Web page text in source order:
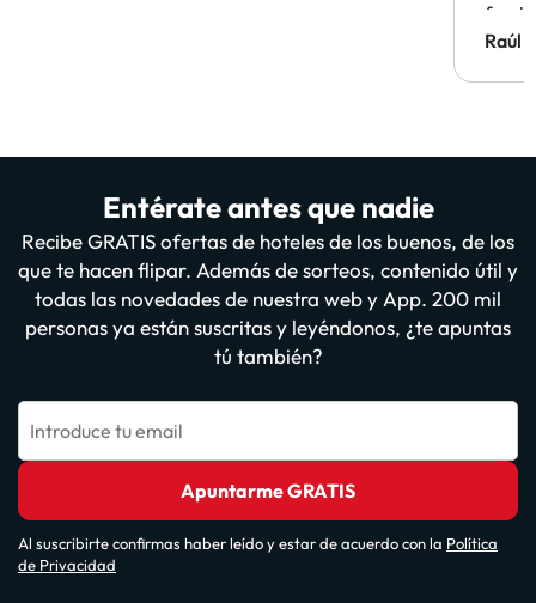
Hotel
Raúl
Entérate antes que nadie
Recibe GRATIS ofertas de hoteles de los buenos, de los
que te hacen flipar. Además de sorteos, contenido útil y
todas las novedades de nuestra web y App. 200 mil
personas ya están suscritas y leyéndonos, ¿te apuntas
tú también?
Introduce tu email
Apuntarme GRATIS
Al suscribirte confirmas haber leído y estar de acuerdo con la Política
de Privacidad